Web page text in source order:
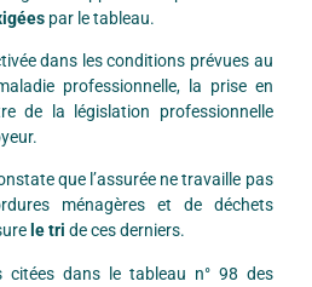
par le tableau.
dans les conditions prévues au
professionnelle, la prise en
de la législation professionnelle
que l’assurée ne travaille pas
ménagères et de déchets
le tri de ces derniers.
citées dans le tableau n° 98 des